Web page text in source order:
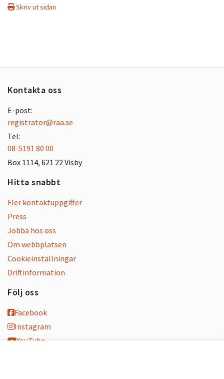
Skriv ut sidan
Kontakta oss
E-post:
registrator@raa.se
Tel:
08-5191 80 00
Box 1114, 621 22 Visby
Hitta snabbt
Fler kontaktuppgifter
Press
Jobba hos oss
Om webbplatsen
Cookieinställningar
Driftinformation
Följ oss
Facebook
Instagram
YouTube